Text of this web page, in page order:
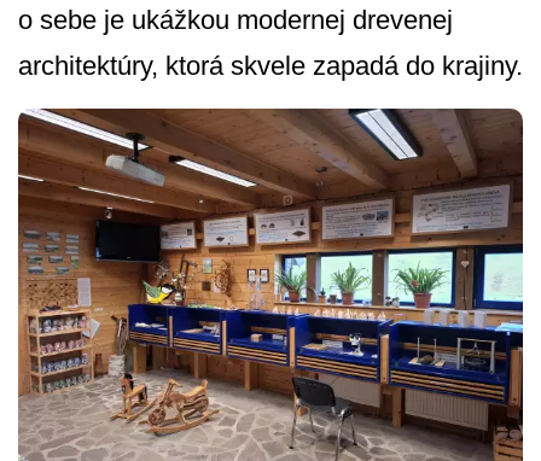
o sebe je ukážkou modernej drevenej
architektúry, ktorá skvele zapadá do krajiny.